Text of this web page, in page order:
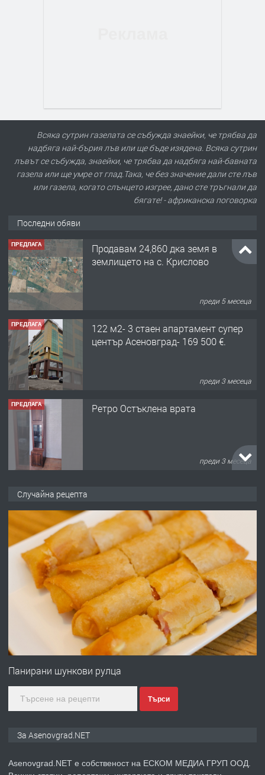
Всяка сутрин газелата се събужда знаейки, че трябва да
надбяга най-бърия лъв или ще бъде изядена. Всяка сутрин
лъвът се събужда, знаейки, че трябва да надбяга най-бавната
газела или ще умре от глад.Така, че без значение дали сте лъв
или газела, когато слънцето изгрее, дано сте тръгнали да
бягате! - африканска поговорка
Последни обяви
ПРЕДЛАГА
Продавам 24,860 дка земя в
землището на с. Крислово
преди 5 месеца
ПРЕДЛАГА
122 м2- 3 стаен апартамент супер
център Асеновград- 169 500 €.
преди 3 месеца
ПРЕДЛАГА Ретро Остъклена врата
преди 3 месеца
преди 10 месеца
ПРЕДЛАГА
Професионална броячна машина -
със сертификат от ЕЦБ
преди 1 година
Професионална зеленчукорезачка
Случайна рецепта
Панирани шункови рулца
Търси
За Asenovgrad.NET
Asenovgrad.NET е собственост на ЕСКОМ МЕДИА ГРУП ООД.